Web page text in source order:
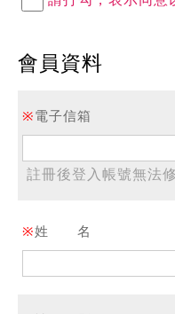
會員資料
※電子信箱
註冊後登入帳號無法
※姓 名